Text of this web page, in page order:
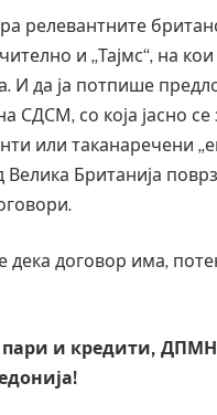
релевантните
и „Тајмс“, на
И да ја потпише
СДСМ, со која јасно
или таканаречени
Велика Британија
е дека договор има,
и кредити,